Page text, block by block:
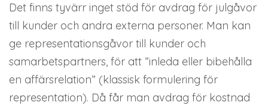
Det finns tyvärr inget stöd för avdrag för julgåvor
till kunder och andra externa personer. Man kan
ge representationsgåvor till kunder och
samarbetspartners, för att ”inleda eller bibehålla
en affärsrelation” (klassisk formulering för
representation). Då får man avdrag för kostnad